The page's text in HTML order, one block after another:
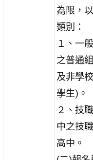
為限，
類別：
１、一
之普通
及非學
學生)。
２、技
中之技
高中。